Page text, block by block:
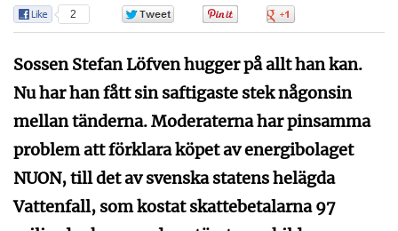
2
Sossen Stefan Löfven hugger på allt han kan.
Nu har han fått sin saftigaste stek någonsin
mellan tänderna. Moderaterna har pinsamma
problem att förklara köpet av energibolaget
NUON, till det av svenska statens helägda
Vattenfall, som kostat skattebetalarna 97